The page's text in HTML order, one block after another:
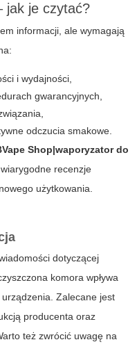
jak je czytać?
informacji, ale wymagają
i wydajności,
gwarancyjnych,
odczucia smakowe.
Shop|waporyzator do
recenzje
użytkowania.
dotyczącej
komora wpływa
Zalecane jest
producenta oraz
też zwrócić uwagę na